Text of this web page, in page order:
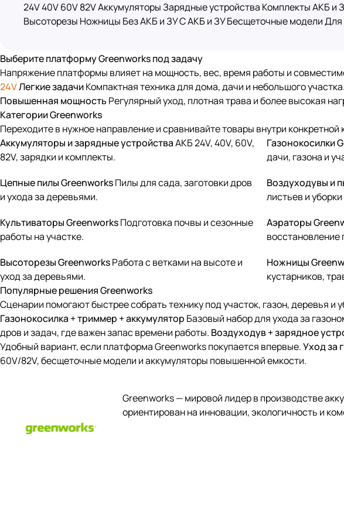
24V40V60V82VАккумуляторыЗарядные устройства Комплекты АКБ и
Высоторезы Ножницы Без АКБ и ЗУС АКБ и ЗУБесщеточные моделиДля
Выберите платформу Greenworks под задачу
Напряжение платформы влияет на мощность, вес, время работы и
24VЛегкие задачиКомпактная техника для дома, дачи и небольшого участка.
Повышенная мощность Регулярный уход, плотная трава и более высокая
Категории Greenworks
Переходите в нужное направление и сравнивайте товары внутри конкретной
Аккумуляторы и зарядные устройстваАКБ 24V, 40V, 60V,
82V, зарядки и комплекты.
Газонокосилки
дачи, газона и
Цепные пилы GreenworksПилы для сада, заготовки дров
и ухода за деревьями.
Воздуходувы и
листьев и
Культиваторы GreenworksПодготовка почвы и сезонные
работы на участке.
Аэраторы
восстановление
Высоторезы GreenworksРабота с ветками на высоте и
уход за деревьями.
Ножницы
кустарников,
Популярные решения Greenworks
Сценарии помогают быстрее собрать технику под участок, газон, деревья и
Газонокосилка + триммер + аккумулятор Базовый набор для ухода за
дров и задач, где важен запас времени работы. Воздуходув + зарядное
Удобный вариант, если платформа Greenworks покупается впервые.Уход за
60V/82V, бесщеточные модели и аккумуляторы повышенной емкости.
Greenworks — мировой лидер в производстве
ориентирован на инновации, экологичность и